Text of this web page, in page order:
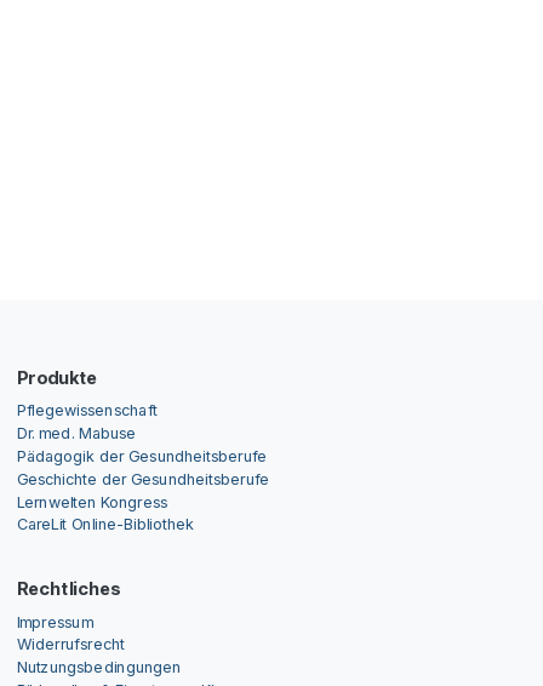
Produkte
Pflegewissenschaft
Dr. med. Mabuse
Pädagogik der Gesundheitsberufe
Geschichte der Gesundheitsberufe
Lernwelten Kongress
CareLit Online-Bibliothek
Rechtliches
Impressum
Widerrufsrecht
Nutzungsbedingungen